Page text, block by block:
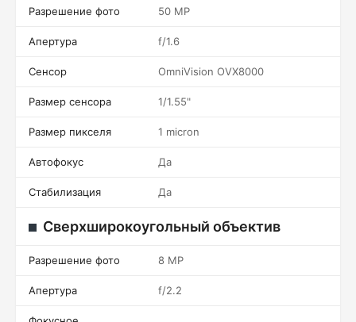
Разрешение фото 50 MP
Апертура f/1.6
Сенсор OmniVision OVX8000
Размер сенсора 1/1.55"
Размер пикселя 1 micron
Автофокус Да
Стабилизация Да
Сверхширокоугольный объектив
Разрешение фото 8 MP
Апертура f/2.2